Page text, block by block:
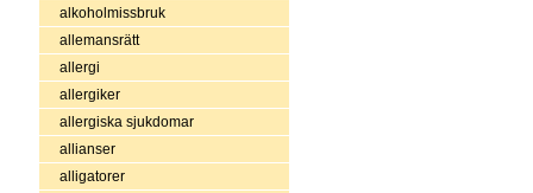
alkoholmissbruk
allemansrätt
allergi
allergiker
allergiska sjukdomar
allianser
alligatorer